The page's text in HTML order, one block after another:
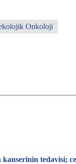
Onkoloji
kanserinin tedavisi;